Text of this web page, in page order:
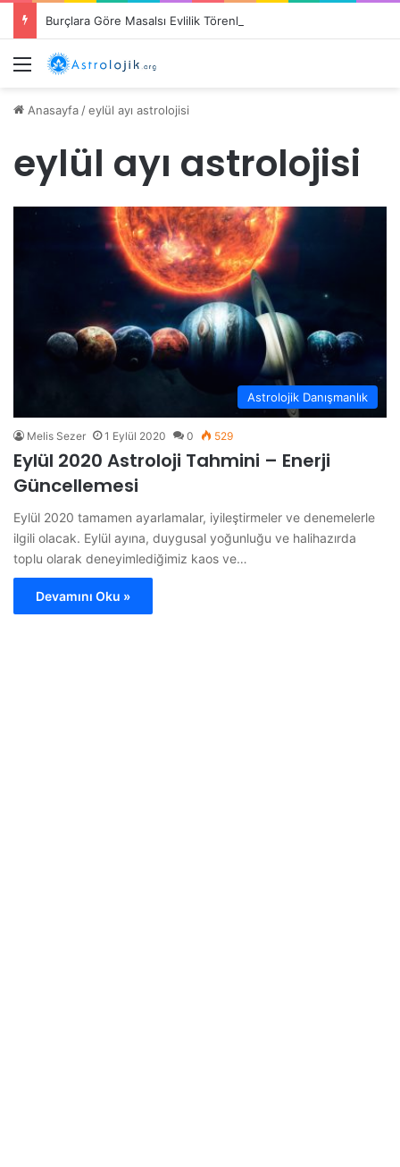
Burçlara Göre Masalsı Evlilik Törenleri
Menü
Anasayfa /eylül ayı astrolojisi
eylül ayı astrolojisi
Astrolojik Danışmanlık
Melis Sezer 1 Eylül 2020 0 529
Eylül 2020 Astroloji Tahmini – Enerji
Güncellemesi
Eylül 2020 tamamen ayarlamalar, iyileştirmeler ve denemelerle
ilgili olacak. Eylül ayına, duygusal yoğunluğu ve halihazırda
toplu olarak deneyimlediğimiz kaos ve…
Devamını Oku »